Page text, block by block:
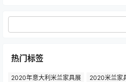
热门标签
2020年意大利米兰家具展 2020米兰家